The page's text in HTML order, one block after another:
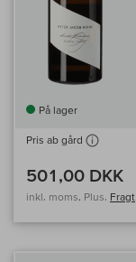
På lager
Pris ab gård
501,00 DKK
inkl. moms, Plus. Fragt